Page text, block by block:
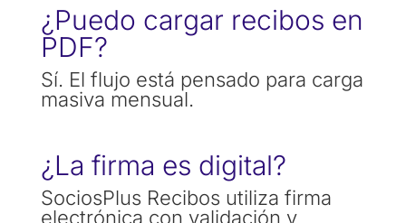
¿Puedo cargar recibos en
PDF?
Sí. El flujo está pensado para carga
masiva mensual.
¿La firma es digital?
SociosPlus Recibos utiliza firma
electrónica con validación y